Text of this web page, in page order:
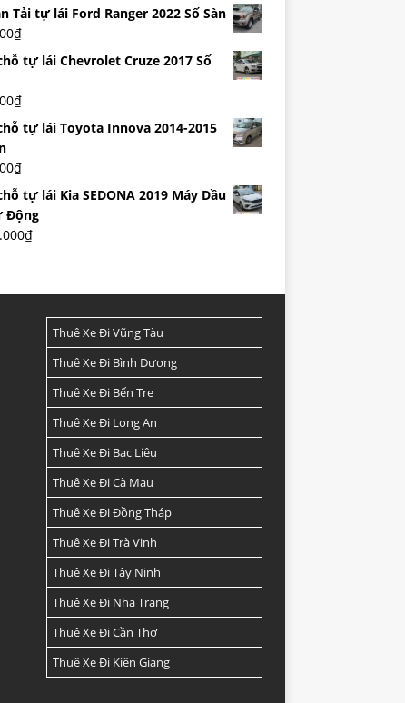
Tải tự lái Ford Ranger 2022 Số Sàn
₫
tự lái Chevrolet Cruze 2017 Số
₫
tự lái Toyota Innova 2014-2015
₫
tự lái Kia SEDONA 2019 Máy Dầu
Động
₫
Thuê Xe Đi Vũng Tàu
Thuê Xe Đi Bình Dương
Thuê Xe Đi Bến Tre
Thuê Xe Đi Long An
Thuê Xe Đi Bạc Liêu
Thuê Xe Đi Cà Mau
Thuê Xe Đi Đồng Tháp
Thuê Xe Đi Trà Vinh
Thuê Xe Đi Tây Ninh
Thuê Xe Đi Nha Trang
Thuê Xe Đi Cần Thơ
Thuê Xe Đi Kiên Giang